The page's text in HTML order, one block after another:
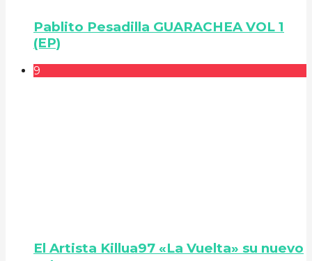
Pablito Pesadilla GUARACHEA VOL 1
(EP)
9
El Artista Killua97 «La Vuelta» su nuevo